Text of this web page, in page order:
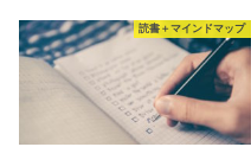
読書＋マインドマップ